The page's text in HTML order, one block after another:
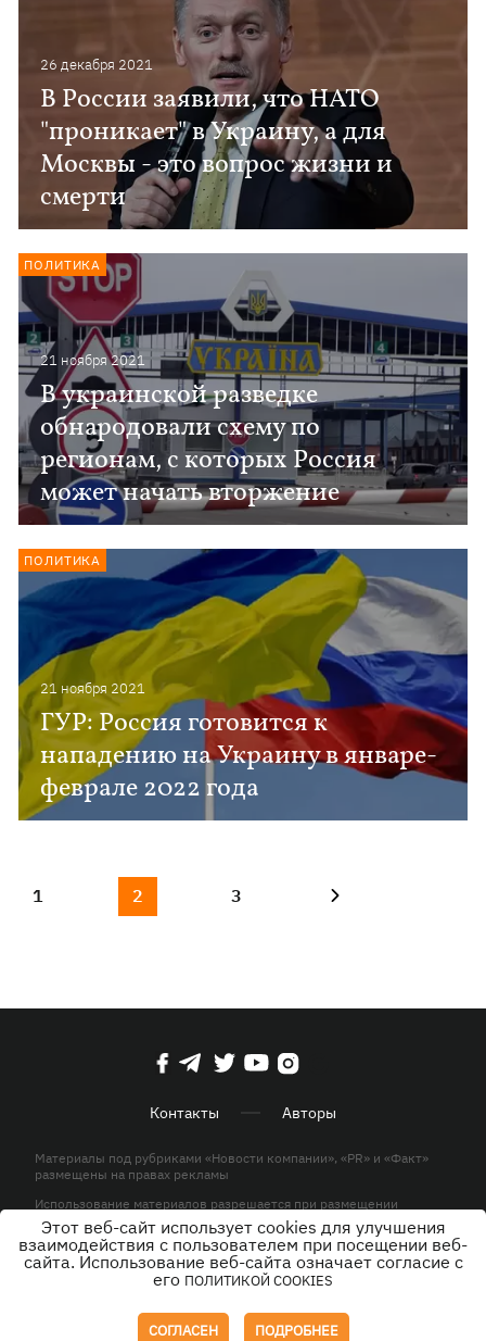
26 декабря 2021
В России заявили, что НАТО
"проникает" в Украину, а для
Москвы - это вопрос жизни и
смерти
21 ноября 2021
В украинской разведке
обнародовали схему по
регионам, с которых Россия
может начать вторжение
ПОЛИТИКА
21 ноября 2021
ГУР: Россия готовится к
нападению на Украину в январе-
феврале 2022 года
ПОЛИТИКА
1 2 3
Контакты Авторы
Материалы под рубриками «Новости компании», «PR» и «Факт»
размещены на правах рекламы
Использование материалов разрешается при размещении
активной гиперссылки на KP.UA в первом абзаце.
© ООО «ЮЛАВ МЕДИА»,2026. Все права защищены.
Этот веб-сайт использует cookies для улучшения
взаимодействия с пользователем при посещении веб-
сайта. Использование веб-сайта означает согласие с
его ПОЛИТИКОЙ COOKIES
СОГЛАСЕН ПОДРОБНЕЕ